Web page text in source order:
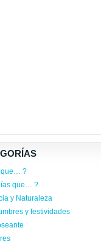
que… ?
que… ?
y Naturaleza
y festividades